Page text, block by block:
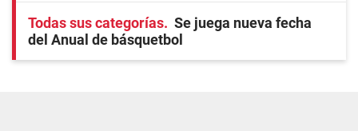
Todas sus categorías
Se juega nueva fecha
del Anual de básquetbol